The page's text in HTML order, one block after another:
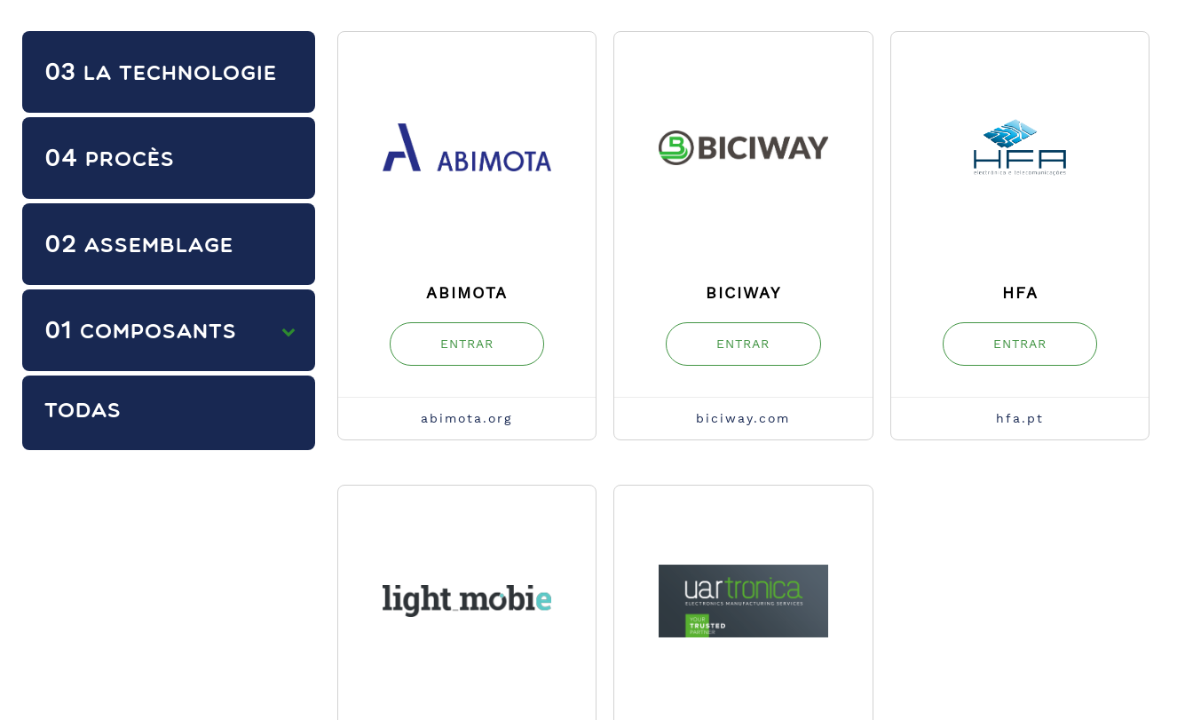
03 LA TECHNOLOGIE
04 PROCÈS
02 ASSEMBLAGE
01 COMPOSANTS
TODAS
ABIMOTA
ENTRAR
abimota.org
BICIWAY
ENTRAR
biciway.com
HFA
ENTRAR
hfa.pt